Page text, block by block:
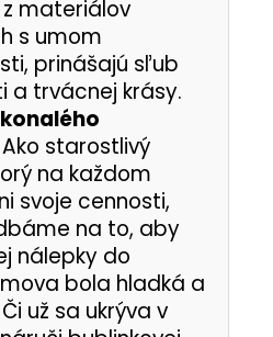
materiálov
s umom
prinášajú sľub
a trvácnej krásy.
Ako starostlivý
na každom
svoje cennosti,
na to, aby
nálepky do
bola hladká a
už sa ukrýva v